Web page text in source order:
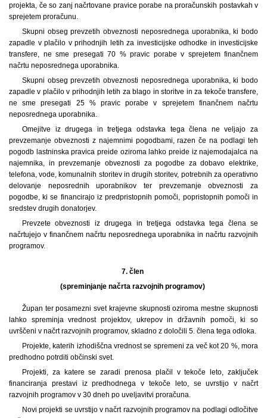
projekta, če so zanj načrtovane pravice porabe na proračunskih postavkah v
sprejetem proračunu.
Skupni obseg prevzetih obveznosti neposrednega uporabnika, ki bodo
zapadle v plačilo v prihodnjih letih za investicijske odhodke in investicijske
transfere, ne sme presegati 70 % pravic porabe v sprejetem finančnem
načrtu neposrednega uporabnika.
Skupni obseg prevzetih obveznosti neposrednega uporabnika, ki bodo
zapadle v plačilo v prihodnjih letih za blago in storitve in za tekoče transfere,
ne sme presegati 25 % pravic porabe v sprejetem finančnem načrtu
neposrednega uporabnika.
Omejitve iz drugega in tretjega odstavka tega člena ne veljajo za
prevzemanje obveznosti z najemnimi pogodbami, razen če na podlagi teh
pogodb lastninska pravica preide oziroma lahko preide iz najemodajalca na
najemnika, in prevzemanje obveznosti za pogodbe za dobavo elektrike,
telefona, vode, komunalnih storitev in drugih storitev, potrebnih za operativno
delovanje neposrednih uporabnikov ter prevzemanje obveznosti za
pogodbe, ki se financirajo iz predpristopnih pomoči, popristopnih pomoči in
sredstev drugih donatorjev.
Prevzete obveznosti iz drugega in tretjega odstavka tega člena se
načrtujejo v finančnem načrtu neposrednega uporabnika in načrtu razvojnih
programov.
7. člen
(spreminjanje načrta razvojnih programov)
Župan ter posamezni svet krajevne skupnosti oziroma mestne skupnosti
lahko spreminja vrednost projektov, ukrepov in državnih pomoči, ki so
uvrščeni v načrt razvojnih programov, skladno z določili 5. člena tega odloka.
Projekte, katerih izhodiščna vrednost se spremeni za več kot 20 %, mora
predhodno potrditi občinski svet.
Projekti, za katere se zaradi prenosa plačil v tekoče leto, zaključek
financiranja prestavi iz predhodnega v tekoče leto, se uvrstijo v načrt
razvojnih programov v 30 dneh po uveljavitvi proračuna.
Novi projekti se uvrstijo v načrt razvojnih programov na podlagi odločitve